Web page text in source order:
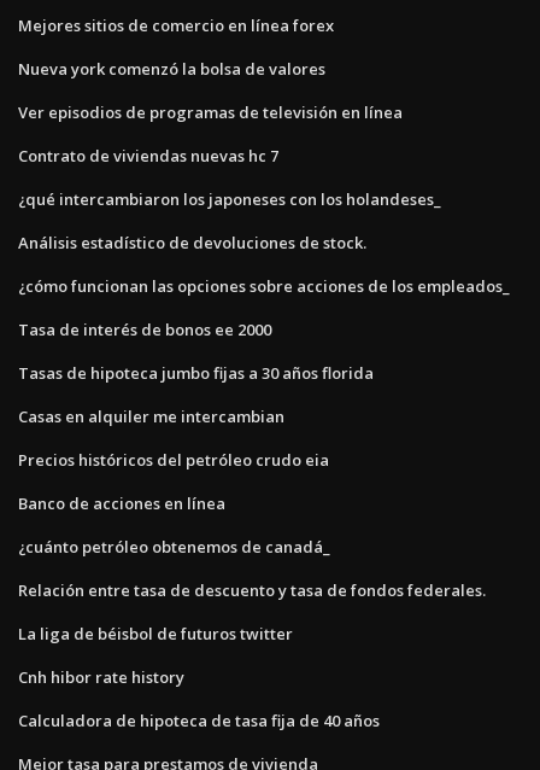
Mejores sitios de comercio en línea forex
Nueva york comenzó la bolsa de valores
Ver episodios de programas de televisión en línea
Contrato de viviendas nuevas hc 7
¿qué intercambiaron los japoneses con los holandeses_
Análisis estadístico de devoluciones de stock.
¿cómo funcionan las opciones sobre acciones de los empleados_
Tasa de interés de bonos ee 2000
Tasas de hipoteca jumbo fijas a 30 años florida
Casas en alquiler me intercambian
Precios históricos del petróleo crudo eia
Banco de acciones en línea
¿cuánto petróleo obtenemos de canadá_
Relación entre tasa de descuento y tasa de fondos federales.
La liga de béisbol de futuros twitter
Cnh hibor rate history
Calculadora de hipoteca de tasa fija de 40 años
Mejor tasa para prestamos de vivienda